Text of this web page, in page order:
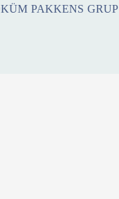
PAKKENS GRUP